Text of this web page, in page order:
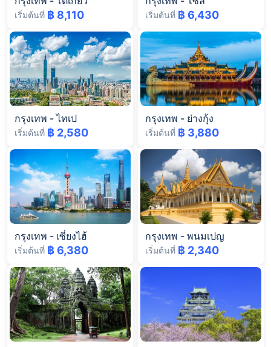
เริ่มต้นที่ ฿ 8,110 เริ่มต้นที่ ฿ 6,430
กรุงเทพ -ไทเป
เริ่มต้นที่ ฿ 2,580
กรุงเทพ - ย่างกุ้ง
เริ่มต้นที่ ฿ 3,880
กรุงเทพ - เซี่ยงไฮ้
เริ่มต้นที่ ฿ 6,380
กรุงเทพ - พนมเปญ
เริ่มต้นที่ ฿ 2,340